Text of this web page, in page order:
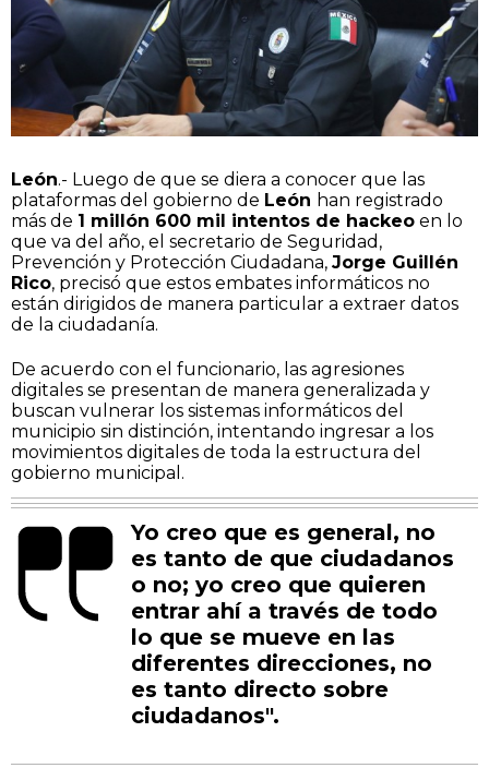
León.- Luego de que se diera a conocer que las
plataformas del gobierno de León han registrado
más de 1 millón 600 mil intentos de hackeo en lo
que va del año, el secretario de Seguridad,
Prevención y Protección Ciudadana, Jorge Guillén
Rico, precisó que estos embates informáticos no
están dirigidos de manera particular a extraer datos
de la ciudadanía.
De acuerdo con el funcionario, las agresiones
digitales se presentan de manera generalizada y
buscan vulnerar los sistemas informáticos del
municipio sin distinción, intentando ingresar a los
movimientos digitales de toda la estructura del
gobierno municipal.
Yo creo que es general, no
es tanto de que ciudadanos
o no; yo creo que quieren
entrar ahí a través de todo
lo que se mueve en las
diferentes direcciones, no
es tanto directo sobre
ciudadanos".